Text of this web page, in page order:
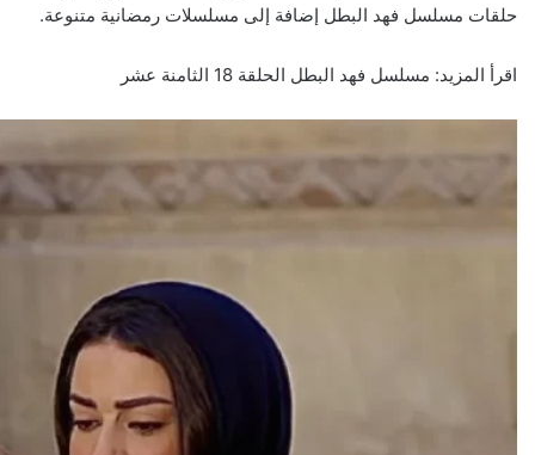
حلقات مسلسل فهد البطل إضافة إلى مسلسلات رمضانية متنوعة.
اقرأ المزيد: مسلسل فهد البطل الحلقة 18 الثامنة عشر